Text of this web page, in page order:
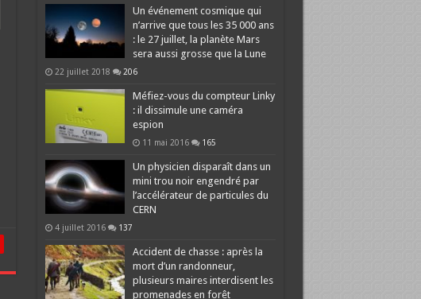
Un événement cosmique qui
n’arrive que tous les 35 000 ans
: le 27 juillet, la planète Mars
sera aussi grosse que la Lune
22 juillet 2018 206
Méfiez-vous du compteur Linky
: il dissimule une caméra
espion
11 mai 2016 165
Un physicien disparaît dans un
mini trou noir engendré par
l’accélérateur de particules du
CERN
4 juillet 2016 137
Accident de chasse : après la
mort d’un randonneur,
plusieurs maires interdisent les
promenades en forêt